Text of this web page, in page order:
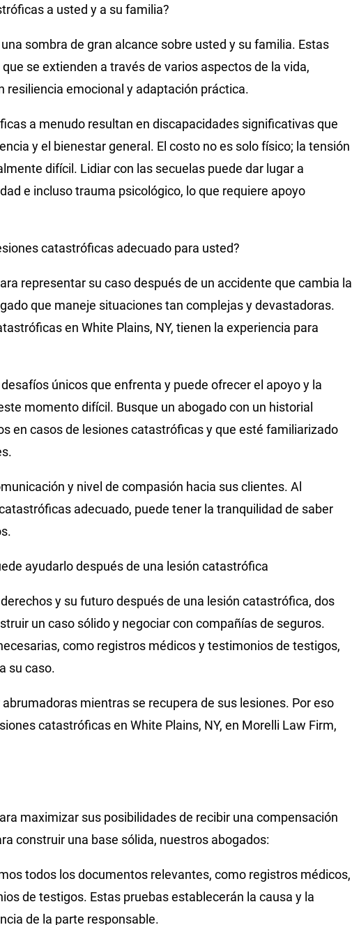
a usted y a su familia?
sombra de gran alcance sobre usted y su familia. Estas
se extienden a través de varios aspectos de la vida,
resiliencia emocional y adaptación práctica.
a menudo resultan en discapacidades significativas que
y el bienestar general. El costo no es solo físico; la tensión
difícil. Lidiar con las secuelas puede dar lugar a
e incluso trauma psicológico, lo que requiere apoyo
catastróficas adecuado para usted?
representar su caso después de un accidente que cambia la
que maneje situaciones tan complejas y devastadoras.
en White Plains, NY, tienen la experiencia para
únicos que enfrenta y puede ofrecer el apoyo y la
momento difícil. Busque un abogado con un historial
en casos de lesiones catastróficas y que esté familiarizado
y nivel de compasión hacia sus clientes. Al
adecuado, puede tener la tranquilidad de saber
ayudarlo después de una lesión catastrófica
y su futuro después de una lesión catastrófica, dos
un caso sólido y negociar con compañías de seguros.
como registros médicos y testimonios de testigos,
su caso.
mientras se recupera de sus lesiones. Por eso
catastróficas en White Plains, NY, en Morelli Law Firm,
maximizar sus posibilidades de recibir una compensación
construir una base sólida, nuestros abogados:
todos los documentos relevantes, como registros médicos,
de testigos. Estas pruebas establecerán la causa y la
de la parte responsable.